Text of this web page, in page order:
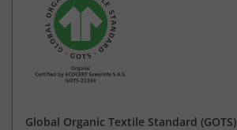
Global Organic Textile Standard (GOTS)